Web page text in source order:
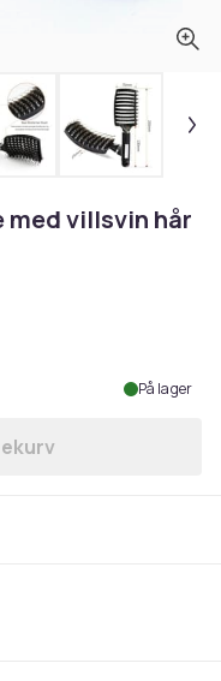
med villsvin hår
På lager
TBC detangling